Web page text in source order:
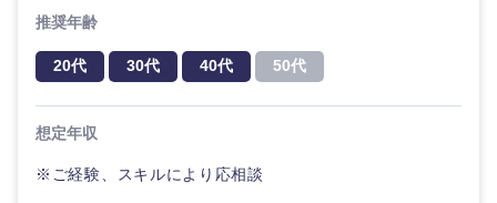
推奨年齢
20代 30代 40代 50代
想定年収
※ご経験、スキルにより応相談